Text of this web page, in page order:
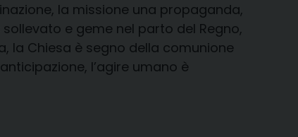
la missione una propaganda,
e geme nel parto del Regno,
la Chiesa è segno della comunione
l’agire umano è